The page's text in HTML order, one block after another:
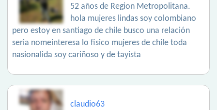
52 años de Region Metropolitana.
hola mujeres lindas soy colombiano
pero estoy en santiago de chile busco una relación
seria nomeinteresa lo fisico mujeres de chile toda
nasionalida soy cariñoso y de tayista
claudio63